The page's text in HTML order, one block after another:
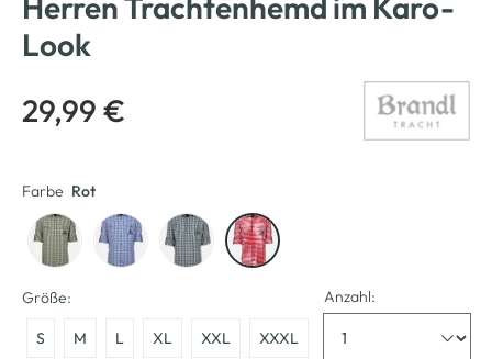
Look
29,99 €
Farbe Rot
Größe:
S M L XL XXL XXXL
Anzahl: